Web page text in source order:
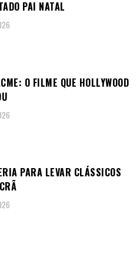
PAI NATAL
O FILME QUE HOLLYWOOD
PARA LEVAR CLÁSSICOS